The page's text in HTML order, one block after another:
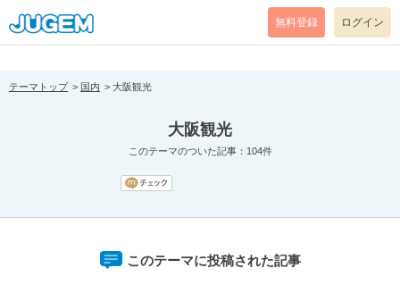
[pear_error: message="Success" code=0 mode=return level=notice
prefix="" info=""]
無料登録 ログイン
テーマトップ 国内 大阪観光
大阪観光
このテーマのついた記事：104件
このテーマに投稿された記事